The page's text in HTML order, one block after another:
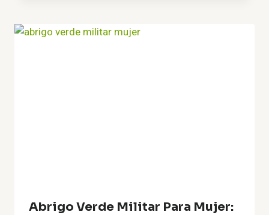
Abrigo Verde Militar Para Mujer: